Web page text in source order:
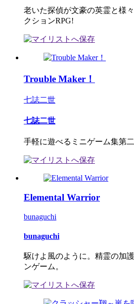
老いた探偵が文豪の英霊と様
クションRPG!
Trouble Maker！
七誌二世
七誌二世
手軽に遊べるミニゲーム集第二
Elemental Warrior
bunaguchi
bunaguchi
駆けよ風のように。精霊の加
ンゲーム。